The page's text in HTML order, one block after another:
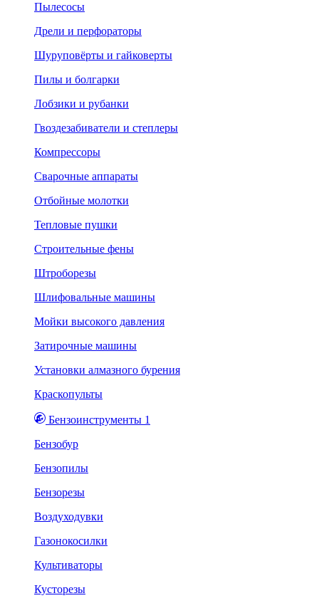
Пылесосы
Дрели и перфораторы
Шуруповёрты и гайковерты
Пилы и болгарки
Лобзики и рубанки
Гвоздезабиватели и степлеры
Компрессоры
Сварочные аппараты
Отбойные молотки
Тепловые пушки
Строительные фены
Штроборезы
Шлифовальные машины
Мойки высокого давления
Затирочные машины
Установки алмазного бурения
Краскопульты
Бензоинструменты 1
Бензобур
Бензопилы
Бензорезы
Воздуходувки
Газонокосилки
Культиваторы
Кусторезы